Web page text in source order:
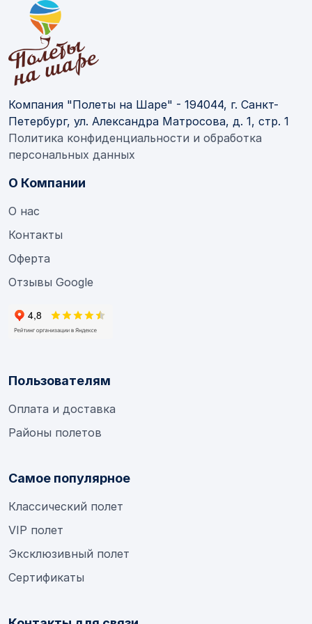
Компания "Полеты на Шаре" - 194044, г. Санкт-
Петербург, ул. Александра Матросова, д. 1, стр. 1
Политика конфиденциальности и обработка
персональных данных
О Компании
О нас
Контакты
Оферта
Отзывы Google
Пользователям
Оплата и доставка
Районы полетов
Самое популярное
Классический полет
VIP полет
Эксклюзивный полет
Сертификаты